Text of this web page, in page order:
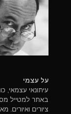
על עצמי
עיתונאי עצמאי,
באתר למטייל
ציורים ואיורים.